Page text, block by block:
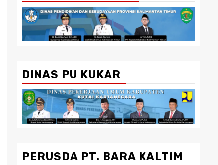
DINAS PU KUKAR
PERUSDA PT. BARA KALTIM